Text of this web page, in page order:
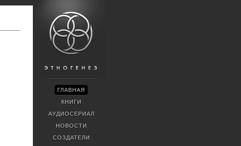
ГЛАВНАЯ
КНИГИ
АУДИОСЕРИАЛ
НОВОСТИ
СОЗДАТЕЛИ